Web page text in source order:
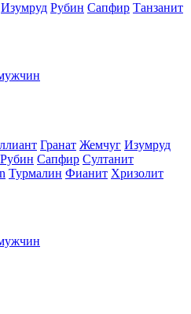
Изумруд Рубин Сапфир Танзанит
Гранат Жемчуг Изумруд
Рубин Сапфир Султанит
Турмалин Фианит Хризолит